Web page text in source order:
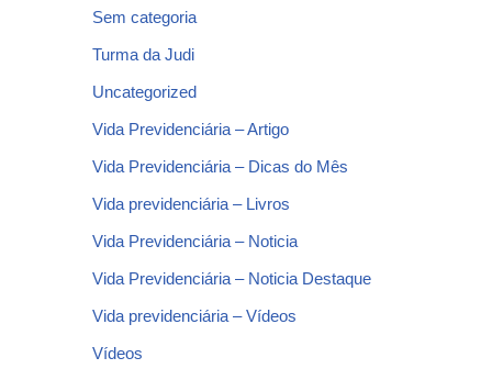
Sem categoria
Turma da Judi
Uncategorized
Vida Previdenciária – Artigo
Vida Previdenciária – Dicas do Mês
Vida previdenciária – Livros
Vida Previdenciária – Noticia
Vida Previdenciária – Noticia Destaque
Vida previdenciária – Vídeos
Vídeos